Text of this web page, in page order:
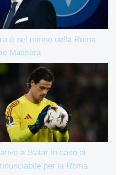
è nel mirino della Roma
Massara
a Svilar in caso di
per la Roma